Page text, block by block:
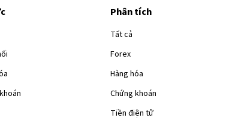
Phân tích
Tất cả
Forex
Hàng hóa
Chứng khoán
Tiền điện tử